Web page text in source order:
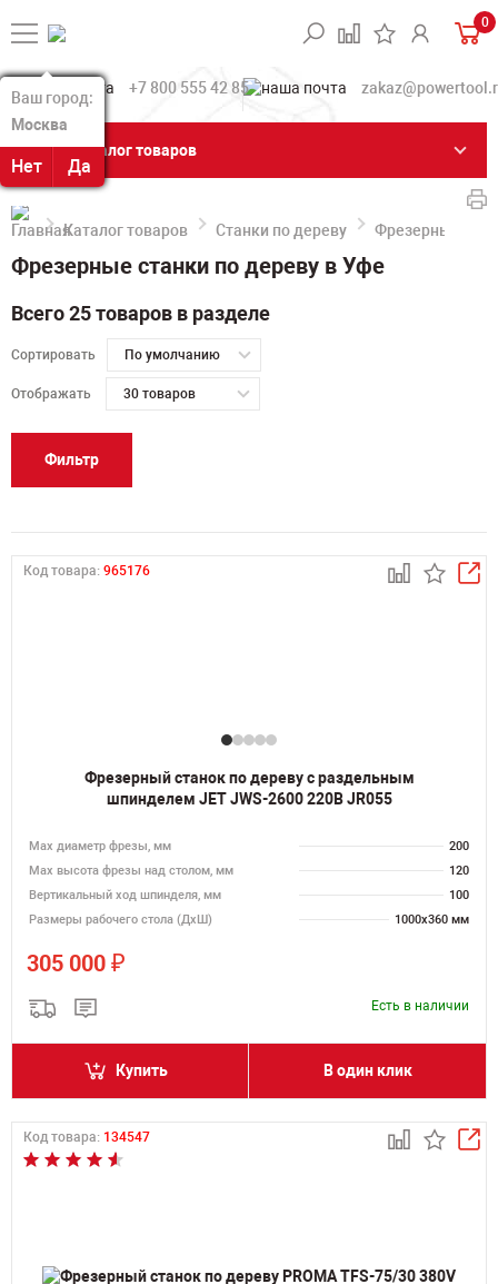
Ваш город:
Москва
Нет Да
Ваш город:
Москва
Нет Да
0
+7 800 555 42 85
Каталог товаров
Каталог товаров Станки по дереву Фрезерные
Фрезерные станки по дереву в Уфе
Всего 25 товаров в разделе
Сортировать По умолчанию
Отображать 30 товаров
Фильтр
Код товара: 965176
Фрезерный станок по дереву с раздельным
шпинделем JET JWS-2600 220В JR055
Max диаметр фрезы, мм
200
Мах высота фрезы над столом, мм
120
Вертикальный ход шпинделя, мм
100
Размеры рабочего стола (ДхШ)
1000х360 мм
305 000 ₽
Есть в наличии
Купить В один клик
Код товара: 134547